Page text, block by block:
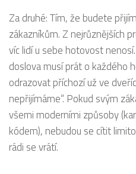
Za druhé: Tím, že budete
zákazníkům. Z nejrůznějších
víc lidí u sebe hotovost
doslova musí prát o každého
odrazovat příchozí už ve
nepřijímáme“. Pokud svým
všemi moderními způsoby
kódem), nebudou se cítit
rádi se vrátí.